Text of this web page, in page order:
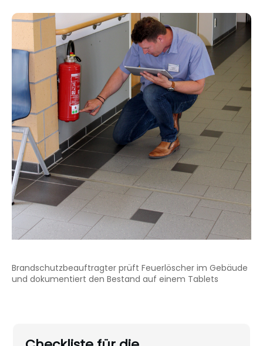
Brandschutzbeauftragter prüft Feuerlöscher im Gebäude
und dokumentiert den Bestand auf einem Tablets